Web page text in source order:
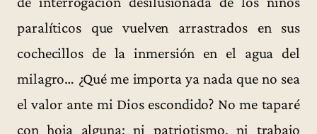
paralíticos que vuelven arrastrados en sus
cochecillos de la inmersión en el agua del
milagro… ¿Qué me importa ya nada que no sea
el valor ante mi Dios escondido? No me taparé
con hoja alguna: ni patriotismo, ni trabajo